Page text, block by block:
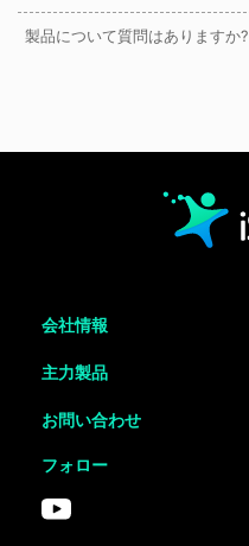
製品について質問はありますか?
会社情報
主力製品
お問い合わせ
フォロー